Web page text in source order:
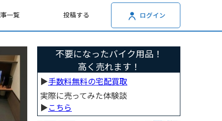
一覧 投稿する ログイン
不要になったバイク用品！
高く売れます！
▶︎手数料無料の宅配買取
実際に売ってみた体験談
▶︎こちら